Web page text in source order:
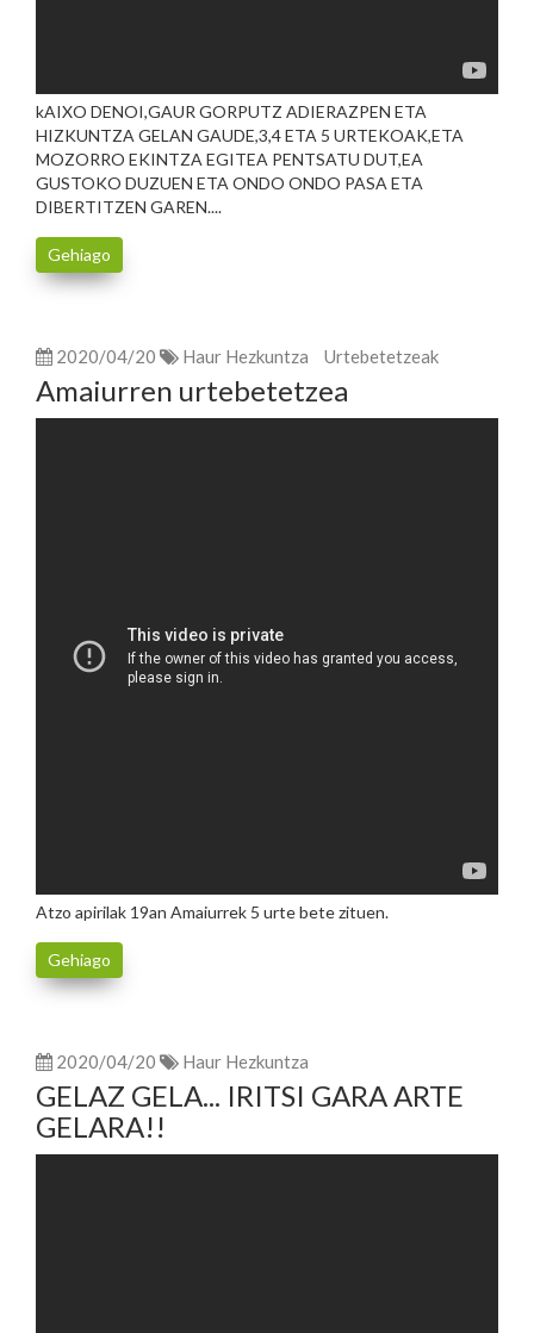
kAIXO DENOI,GAUR GORPUTZ ADIERAZPEN ETA
HIZKUNTZA GELAN GAUDE,3,4 ETA 5 URTEKOAK,ETA
MOZORRO EKINTZA EGITEA PENTSATU DUT,EA
GUSTOKO DUZUEN ETA ONDO ONDO PASA ETA
DIBERTITZEN GAREN....
Gehiago
2020/04/20 Haur Hezkuntza Urtebetetzeak
Amaiurren urtebetetzea
Atzo apirilak 19an Amaiurrek 5 urte bete zituen.
Gehiago
2020/04/20 Haur Hezkuntza
GELAZ GELA... IRITSI GARA ARTE
GELARA!!